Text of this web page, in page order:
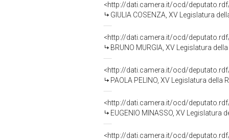
<http://dati.camera.it/ocd/
GIULIA COSENZA, XV Legislatura
<http://dati.camera.it/ocd/
BRUNO MURGIA, XV Legislatura
<http://dati.camera.it/ocd/
PAOLA PELINO, XV Legislatura della
<http://dati.camera.it/ocd/
EUGENIO MINASSO, XV Legislatura
<http://dati.camera.it/ocd/